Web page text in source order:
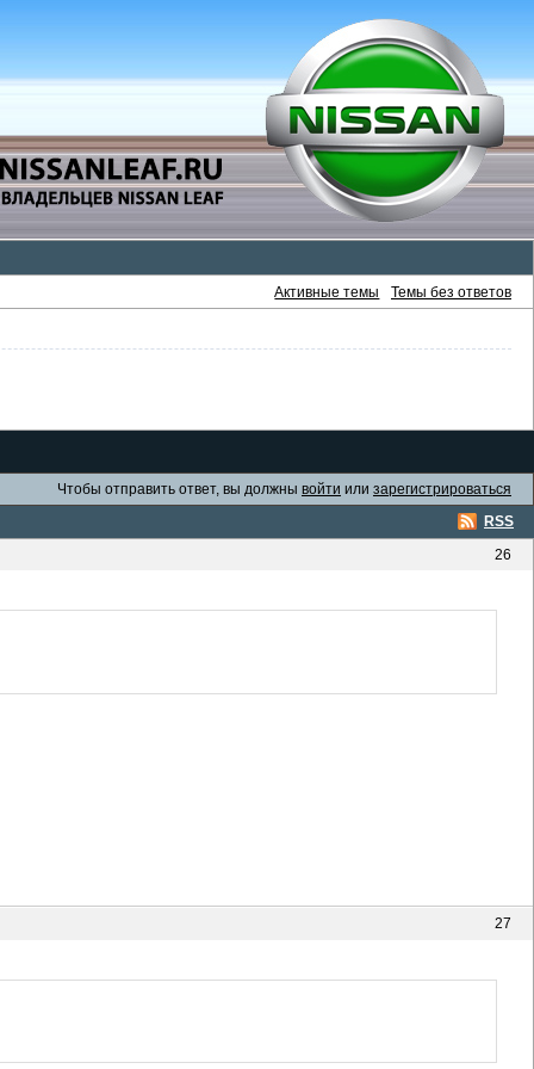
Активные темы Темы без ответов
Чтобы отправить ответ, вы должны войти или зарегистрироваться
RSS
26
27